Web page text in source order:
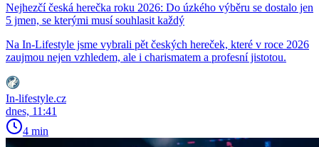
Nejhezčí česká herečka roku 2026: Do úzkého výběru se dostalo jen
5 jmen, se kterými musí souhlasit každý
Na In-Lifestyle jsme vybrali pět českých hereček, které v roce 2026
zaujmou nejen vzhledem, ale i charismatem a profesní jistotou.
In-lifestyle.cz
dnes, 11:41
4 min